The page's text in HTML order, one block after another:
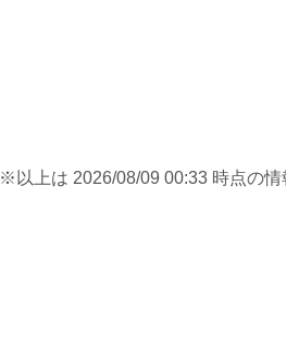
※以上は 2026/08/09 00:33 時点の情